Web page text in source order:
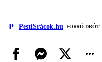
P PestiSrácok.hu FORRÓ DRÓT